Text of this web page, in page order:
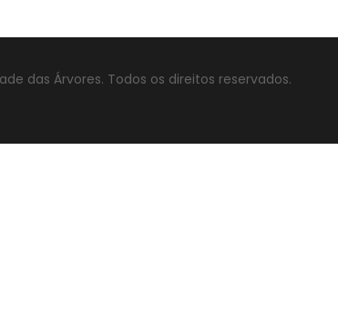
das Árvores. Todos os direitos reservados.